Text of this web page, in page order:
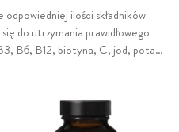
odpowiedniej ilości składników
do utrzymania prawidłowego
B6, B12, biotyna, C, jod, potas,
sygnałów (wapń).